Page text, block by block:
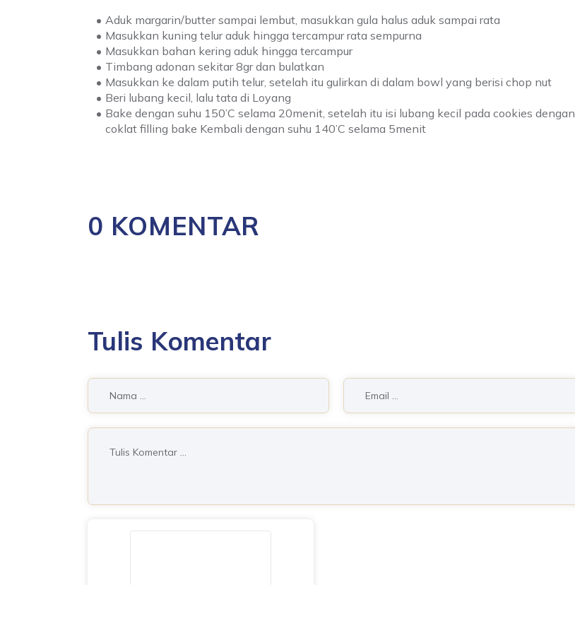
Aduk margarin/butter sampai lembut, masukkan gula halus aduk sampai rata
Masukkan kuning telur aduk hingga tercampur rata sempurna
Masukkan bahan kering aduk hingga tercampur
Timbang adonan sekitar 8gr dan bulatkan
Masukkan ke dalam putih telur, setelah itu gulirkan di dalam bowl yang berisi chop nut
Beri lubang kecil, lalu tata di Loyang
Bake dengan suhu 150’C selama 20menit, setelah itu isi lubang kecil pada cookies dengan
coklat filling bake Kembali dengan suhu 140’C selama 5menit
0 KOMENTAR
Tulis Komentar